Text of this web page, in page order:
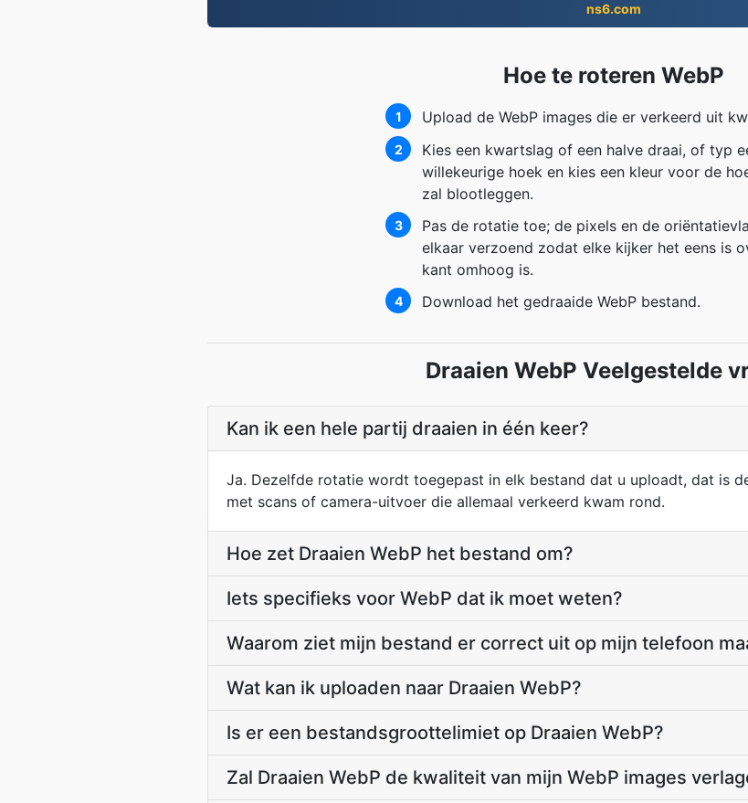
ns6.com
Hoe te roteren WebP
1 Upload de WebP images die er verkeerd uit
2
Kies een kwartslag of een halve draai, of typ
willekeurige hoek en kies een kleur voor de
zal blootleggen.
3
Pas de rotatie toe; de pixels en de
elkaar verzoend zodat elke kijker het eens is
kant omhoog is.
4 Download het gedraaide WebP bestand.
Draaien WebP Veelgestelde
Kan ik een hele partij draaien in één keer?
Ja. Dezelfde rotatie wordt toegepast in elk bestand dat u uploadt, dat is
met scans of camera-uitvoer die allemaal verkeerd kwam rond.
Hoe zet Draaien WebP het bestand om?
Iets specifieks voor WebP dat ik moet weten?
Waarom ziet mijn bestand er correct uit op mijn telefoon
Wat kan ik uploaden naar Draaien WebP?
Is er een bestandsgroottelimiet op Draaien WebP?
Zal Draaien WebP de kwaliteit van mijn WebP images